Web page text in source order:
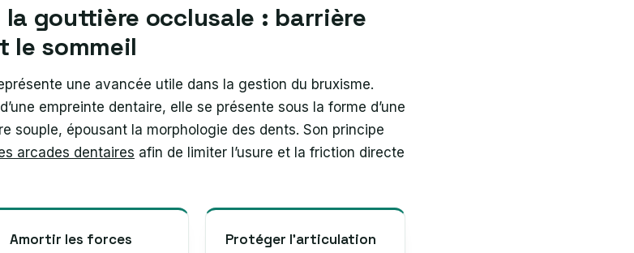
gouttière occlusale : barrière
le sommeil
une avancée utile dans la gestion du bruxisme.
empreinte dentaire, elle se présente sous la forme d’une
souple, épousant la morphologie des dents. Son principe
arcades dentaires afin de limiter l’usure et la friction directe
Amortir les forces Protéger l’articulation